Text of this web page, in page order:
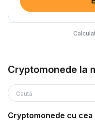
Cryptomonede la
Caută
Cryptomonede cu cea